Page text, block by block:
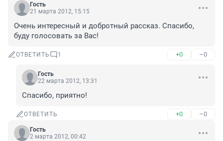
Гость
21 марта 2012, 15:15
Очень интересный и добротный рассказ. Спасибо,
буду голосовать за Вас!
ОТВЕТИТЬ 1 +0 –0
Гость
22 марта 2012, 13:31
Спасибо, приятно!
ОТВЕТИТЬ +0 –0
Гость
2 марта 2012, 00:42